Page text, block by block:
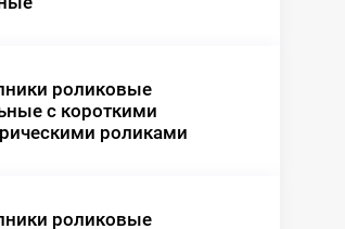
роликовые
с короткими
роликами
роликовые